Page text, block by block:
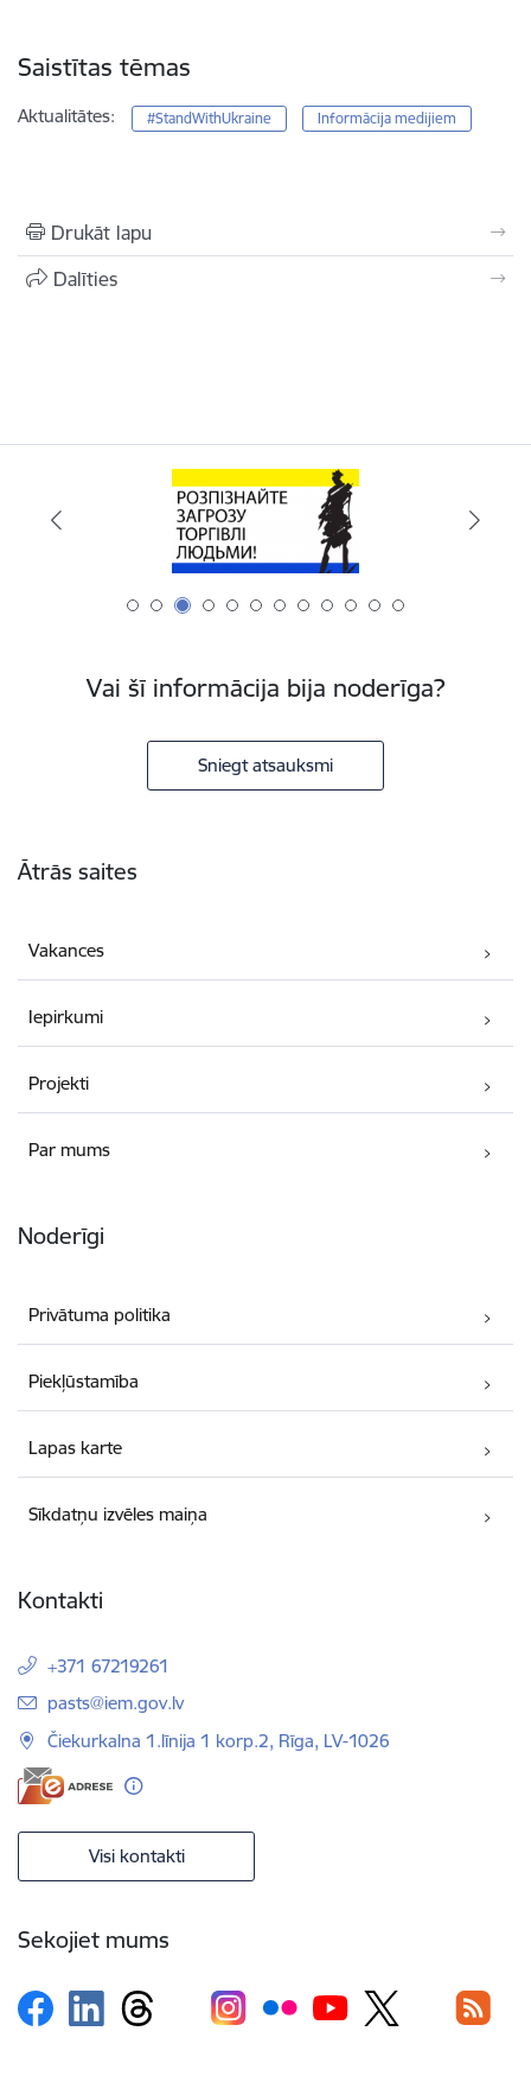
Saistītas tēmas
Aktualitātes: #StandWithUkraine Informācija medijiem
Drukāt lapu
Dalīties
Vai šī informācija bija noderīga?
Sniegt atsauksmi
Ātrās saites
Vakances
Iepirkumi
Projekti
Par mums
Noderīgi
Privātuma politika
Piekļūstamība
Lapas karte
Sīkdatņu izvēles maiņa
Kontakti
+371 67219261
E-pasts:
pasts@iem.gov.lv
Čiekurkalna 1.līnija 1 korp.2, Rīga, LV-1026
Visi kontakti
Sekojiet mums